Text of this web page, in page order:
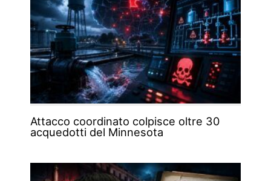
Attacco coordinato colpisce oltre 30
acquedotti del Minnesota